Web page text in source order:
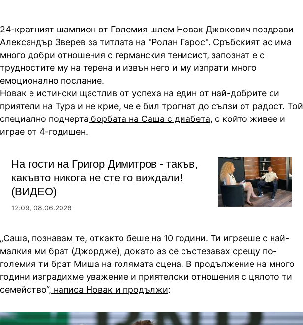
24-кратният шампион от Големия шлем Новак Джокович поздрави
Александър Зверев за титлата на "Ролан Гарос". Сръбският ас има
много добри отношения с германския тенисист, запознат е с
трудностите му на терена и извън него и му изпрати много
емоционално послание.
Новак е истински щастлив от успеха на един от най-добрите си
приятели на Тура и не крие, че е бил трогнат до сълзи от радост. Той
специално подчерта борбата на Саша с диабета, с който живее и
играе от 4-годишен.
На гости на Григор Димитров - такъв,
какъвто никога не сте го виждали!
(ВИДЕО)
12:09, 08.06.2026
„Саша, познавам те, откакто беше на 10 години. Ти играеше с най-
малкия ми брат (Джордже), докато аз се състезавах срещу по-
големия ти брат Миша на голямата сцена. В продължение на много
години изградихме уважение и приятелски отношения с цялото ти
семейство“, написа Новак и продължи: